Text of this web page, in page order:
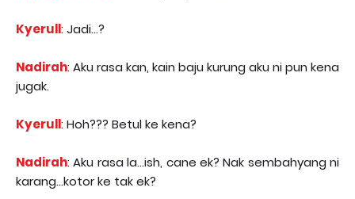
Kyerull: Jadi...?
Nadirah: Aku rasa kan, kain baju kurung aku ni pun kena
jugak.
Kyerull: Hoh??? Betul ke kena?
Nadirah: Aku rasa la...ish, cane ek? Nak sembahyang ni
karang...kotor ke tak ek?